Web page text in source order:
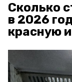
Сколько
в 2026
красную